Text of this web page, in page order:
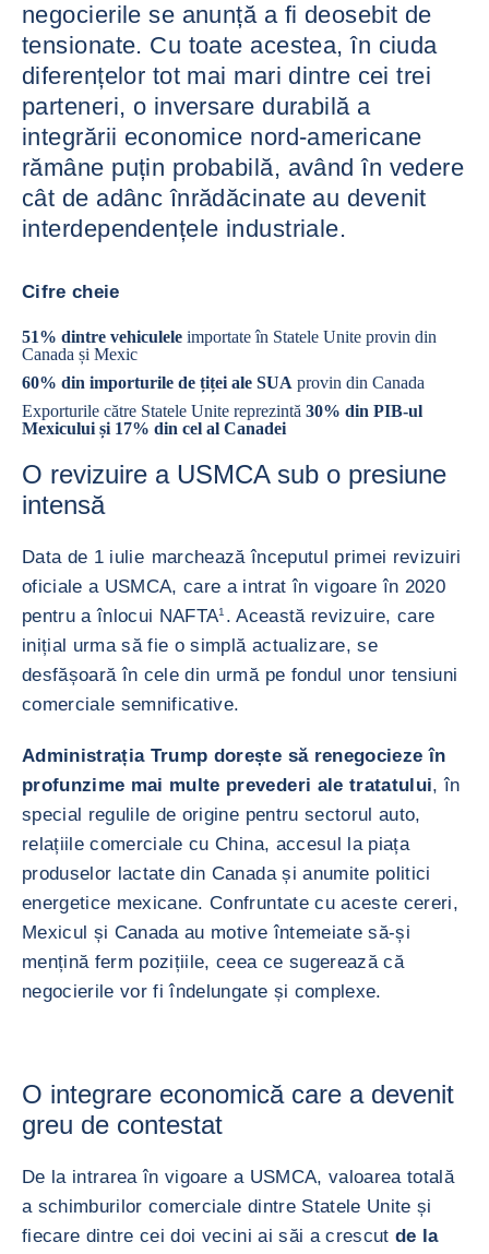
negocierile se anunță a fi deosebit de
tensionate. Cu toate acestea, în ciuda
diferențelor tot mai mari dintre cei trei
parteneri, o inversare durabilă a
integrării economice nord-americane
rămâne puțin probabilă, având în vedere
cât de adânc înrădăcinate au devenit
interdependențele industriale.
Cifre cheie
51% dintre vehiculele importate în Statele Unite provin din
Canada și Mexic
60% din importurile de țiței ale SUA provin din Canada
Exporturile către Statele Unite reprezintă 30% din PIB-ul
Mexicului și 17% din cel al Canadei
O revizuire a USMCA sub o presiune
intensă
Data de 1 iulie marchează începutul primei revizuiri
oficiale a USMCA, care a intrat în vigoare în 2020
pentru a înlocui NAFTA1 . Această revizuire, care
inițial urma să fie o simplă actualizare, se
desfășoară în cele din urmă pe fondul unor tensiuni
comerciale semnificative.
Administrația Trump dorește să renegocieze în
profunzime mai multe prevederi ale tratatului, în
special regulile de origine pentru sectorul auto,
relațiile comerciale cu China, accesul la piața
produselor lactate din Canada și anumite politici
energetice mexicane. Confruntate cu aceste cereri,
Mexicul și Canada au motive întemeiate să-și
mențină ferm pozițiile, ceea ce sugerează că
negocierile vor fi îndelungate și complexe.
O integrare economică care a devenit
greu de contestat
De la intrarea în vigoare a USMCA, valoarea totală
a schimburilor comerciale dintre Statele Unite și
fiecare dintre cei doi vecini ai săi a crescut de la